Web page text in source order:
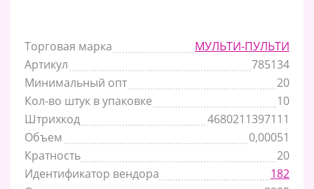
Торговая марка
МУЛЬТИ-ПУЛЬТИ
Артикул
785134
Минимальный опт
20
Кол-во штук в упаковке
10
Штрихкод
4680211397111
Объем
0,00051
Кратность
20
Идентификатор вендора
182